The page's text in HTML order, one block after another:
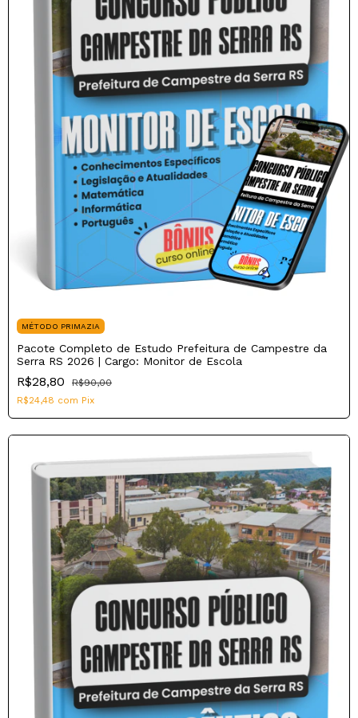
MÉTODO PRIMAZIA
Pacote Completo de Estudo Prefeitura de Campestre da
Serra RS 2026 | Cargo: Monitor de Escola
R$28,80
R$90,00
R$24,48 com Pix